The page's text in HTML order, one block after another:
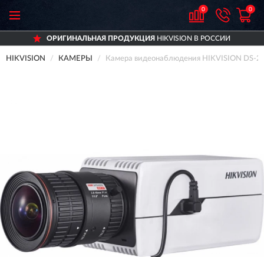
0 0
ОРИГИНАЛЬНАЯ ПРОДУКЦИЯ HIKVISION В РОССИИ
HIKVISION КАМЕРЫ Камера видеонаблюдения HIKVISION DS-